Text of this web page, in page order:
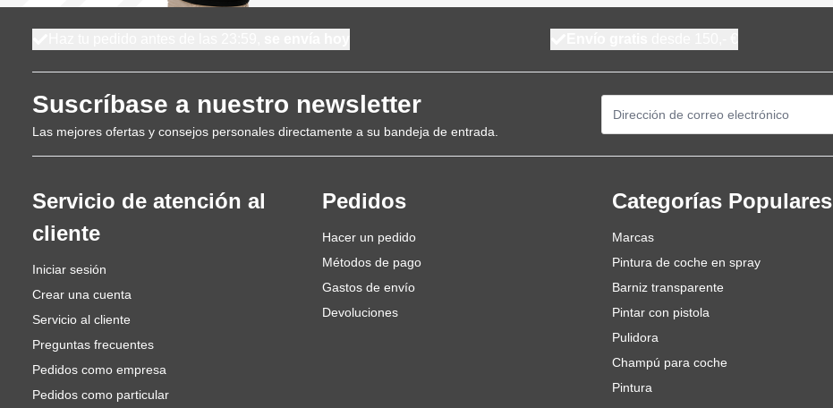
Suscríbase a nuestro newsletter
Las mejores ofertas y consejos personales directamente a su bandeja de entrada.
Servicio de atención al
cliente
Iniciar sesión
Crear una cuenta
Servicio al cliente
Preguntas frecuentes
Pedidos como empresa
Pedidos como particular
Pedidos
Hacer un pedido
Métodos de pago
Gastos de envío
Devoluciones
Categorías Populares
Marcas
Pintura de coche en spray
Barniz transparente
Pintar con pistola
Pulidora
Champú para coche
Pintura